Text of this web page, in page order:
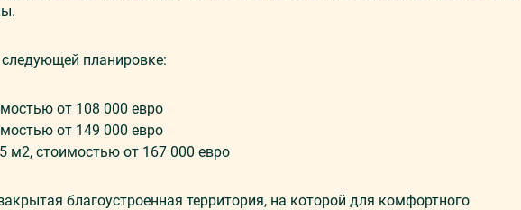
планировке:
от 108 000 евро
от 149 000 евро
м2, стоимостью от 167 000 евро
благоустроенная территория, на которой для комфортного